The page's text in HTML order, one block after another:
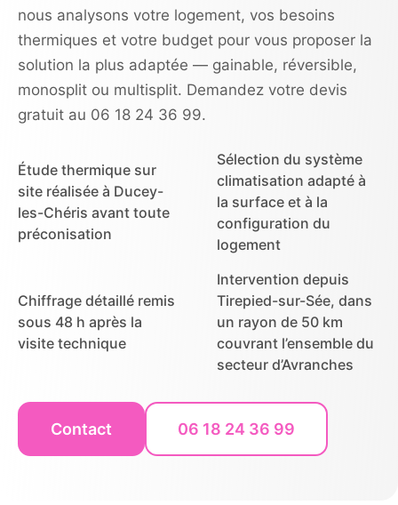
nous analysons votre logement, vos besoins
thermiques et votre budget pour vous proposer la
solution la plus adaptée — gainable, réversible,
monosplit ou multisplit. Demandez votre devis
gratuit au 06 18 24 36 99.
Étude thermique sur
site réalisée à Ducey-
les-Chéris avant toute
préconisation
Sélection du système
climatisation adapté à
la surface et à la
configuration du
logement
Chiffrage détaillé remis
sous 48 h après la
visite technique
Intervention depuis
Tirepied-sur-Sée, dans
un rayon de 50 km
couvrant l’ensemble du
secteur d’Avranches
Contact 06 18 24 36 99